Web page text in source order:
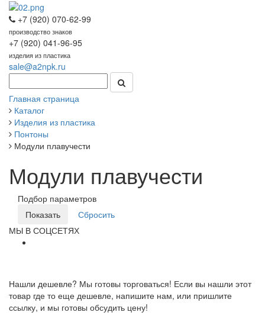
+7 (920) 070-62-99
производство знаков
+7 (920) 041-96-95
изделия из пластика
sale@a2npk.ru
Главная страница
Каталог
Изделия из пластика
Понтоны
Модули плавучести
Модули плавучести
Подбор параметров
МЫ В СОЦСЕТЯХ
Нашли дешевле? Мы готовы торговаться! Если вы нашли этот
товар где то еще дешевле, напишите нам, или пришлите
ссылку, и мы готовы обсудить цену!